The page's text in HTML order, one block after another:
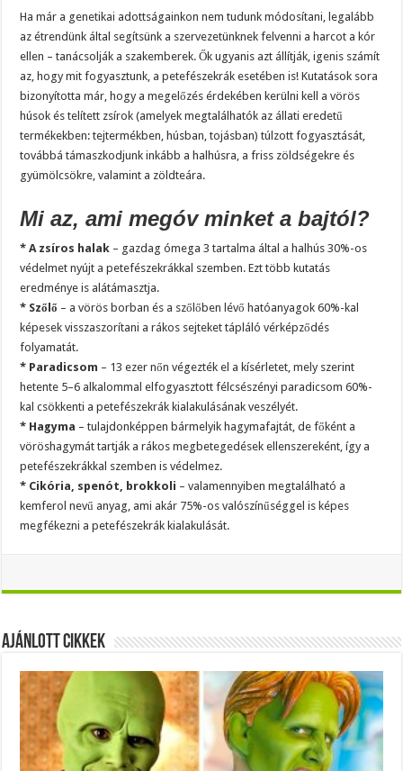
Ha már a genetikai adottságainkon nem tudunk módosítani, legalább
az étrendünk által segítsünk a szervezetünknek felvenni a harcot a kór
ellen – tanácsolják a szakemberek. Ők ugyanis azt állítják, igenis számít
az, hogy mit fogyasztunk, a petefészekrák esetében is! Kutatások sora
bizonyította már, hogy a megelőzés érdekében kerülni kell a vörös
húsok és telített zsírok (amelyek megtalálhatók az állati eredetű
termékekben: tejtermékben, húsban, tojásban) túlzott fogyasztását,
továbbá támaszkodjunk inkább a halhúsra, a friss zöldségekre és
gyümölcsökre, valamint a zöldteára.
Mi az, ami megóv minket a bajtól?
* A zsíros halak – gazdag ómega 3 tartalma által a halhús 30%-os
védelmet nyújt a petefészekrákkal szemben. Ezt több kutatás
eredménye is alátámasztja.
* Szőlő – a vörös borban és a szőlőben lévő hatóanyagok 60%-kal
képesek visszaszorítani a rákos sejteket tápláló vérképződés
folyamatát.
* Paradicsom – 13 ezer nőn végezték el a kísérletet, mely szerint
hetente 5–6 alkalommal elfogyasztott félcsészényi paradicsom 60%-
kal csökkenti a petefészekrák kialakulásának veszélyét.
* Hagyma – tulajdonképpen bármelyik hagymafajtát, de főként a
vöröshagymát tartják a rákos megbetegedések ellenszereként, így a
petefészekrákkal szemben is védelmez.
* Cikória, spenót, brokkoli – valamennyiben megtalálható a
kemferol nevű anyag, ami akár 75%-os valószínűséggel is képes
megfékezni a petefészekrák kialakulását.
Ajánlott Cikkek